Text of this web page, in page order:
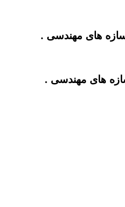
های مهندسی .
های مهندسی .